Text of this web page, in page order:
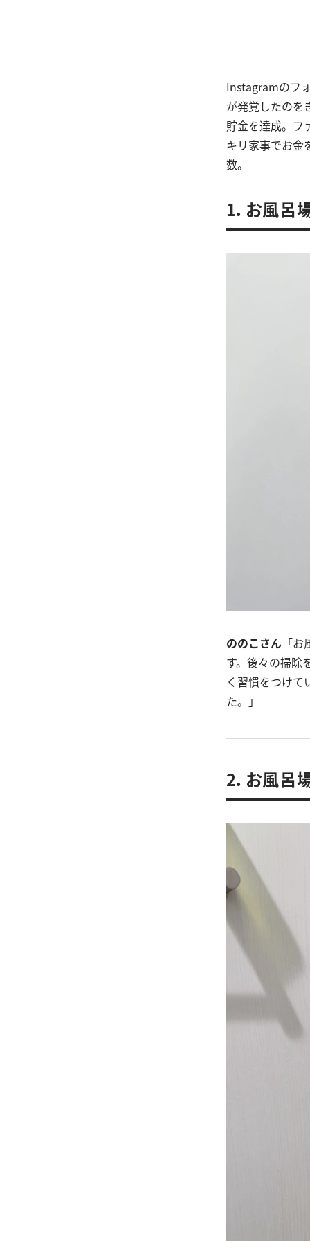
Instagramのフ
が発覚したのを
貯金を達成。フ
キリ家事でお金
数。
1．お風呂
ののこさん 「
す。後々の掃除
く習慣をつけて
た。」
2．お風呂